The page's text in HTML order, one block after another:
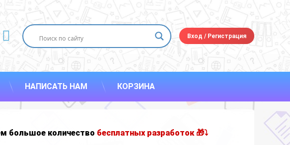
YouTube
E-mail Вход /Регистрация
НАПИСАТЬ НАМ КОРЗИНА
большое количество бесплатных разработок 🎁⤵